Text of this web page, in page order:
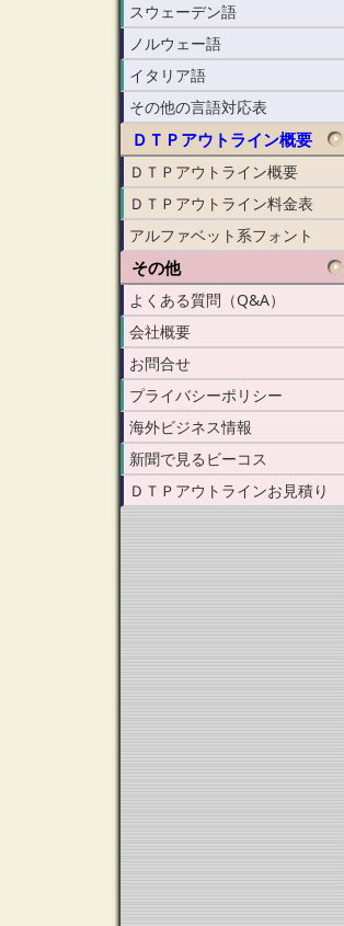
スウェーデン語
ノルウェー語
イタリア語
その他の言語対応表
ＤＴＰアウトライン概要
ＤＴＰアウトライン概要
ＤＴＰアウトライン料金表
アルファベット系フォント
その他
よくある質問（Q&A）
会社概要
お問合せ
プライバシーポリシー
海外ビジネス情報
新聞で見るビーコス
ＤＴＰアウトラインお見積り